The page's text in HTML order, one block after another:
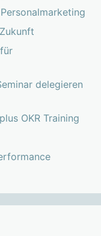
delegieren
OKR Training